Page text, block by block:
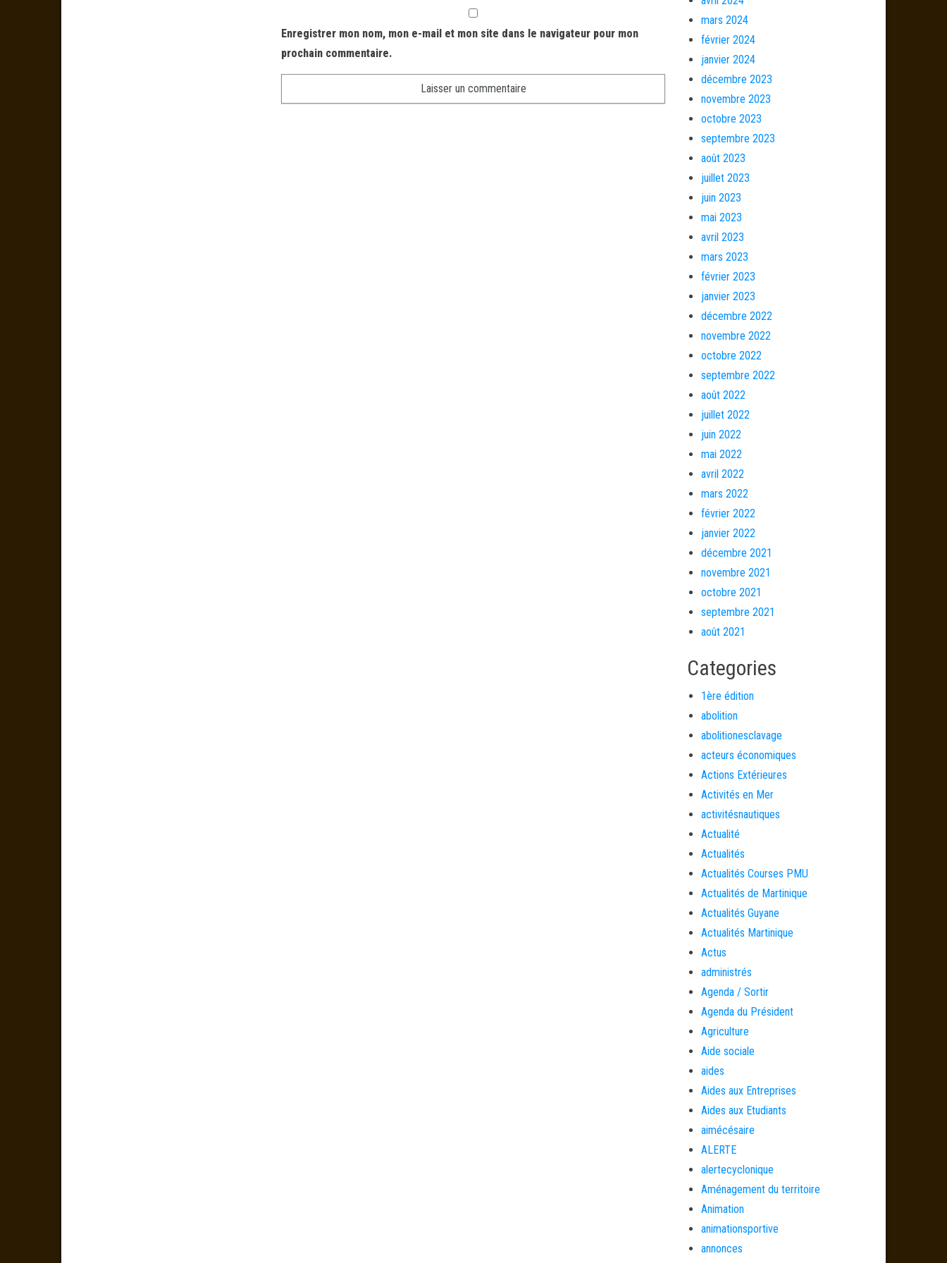
Enregistrer mon nom, mon e-mail et mon site dans le navigateur pour mon
prochain commentaire.
mars 2024
février 2024
janvier 2024
décembre 2023
novembre 2023
octobre 2023
septembre 2023
août 2023
juillet 2023
juin 2023
mai 2023
avril 2023
mars 2023
février 2023
janvier 2023
décembre 2022
novembre 2022
octobre 2022
septembre 2022
août 2022
juillet 2022
juin 2022
mai 2022
avril 2022
mars 2022
février 2022
janvier 2022
décembre 2021
novembre 2021
octobre 2021
septembre 2021
août 2021
Categories
1ère édition
abolition
abolitionesclavage
acteurs économiques
Actions Extérieures
Activités en Mer
activitésnautiques
Actualité
Actualités
Actualités Courses PMU
Actualités de Martinique
Actualités Guyane
Actualités Martinique
Actus
administrés
Agenda / Sortir
Agenda du Président
Agriculture
Aide sociale
aides
Aides aux Entreprises
Aides aux Etudiants
aimécésaire
ALERTE
alertecyclonique
Aménagement du territoire
Animation
animationsportive
annonces